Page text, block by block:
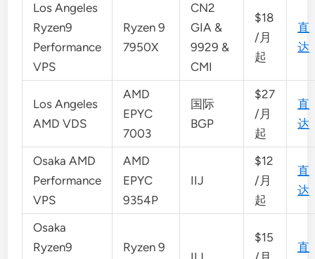
Los Angeles
Ryzen9
Performance
VPS
Ryzen 9
7950X
CN2
GIA &
9929 &
CMI
$18
/月
起
直
达
Los Angeles
AMD VDS
AMD
EPYC
7003
国际
BGP
$27
/月
起
直
达
Osaka AMD
Performance
VPS
AMD
EPYC
9354P
IIJ
$12
/月
起
直
达
Osaka
Ryzen9
Ryzen 9
$15
直